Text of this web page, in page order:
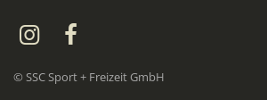
© SSC Sport + Freizeit GmbH